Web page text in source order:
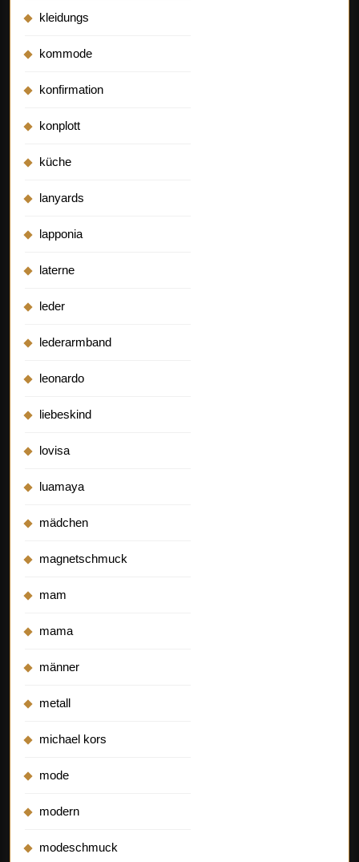
kleidungs
kommode
konfirmation
konplott
küche
lanyards
lapponia
laterne
leder
lederarmband
leonardo
liebeskind
lovisa
luamaya
mädchen
magnetschmuck
mam
mama
männer
metall
michael kors
mode
modern
modeschmuck